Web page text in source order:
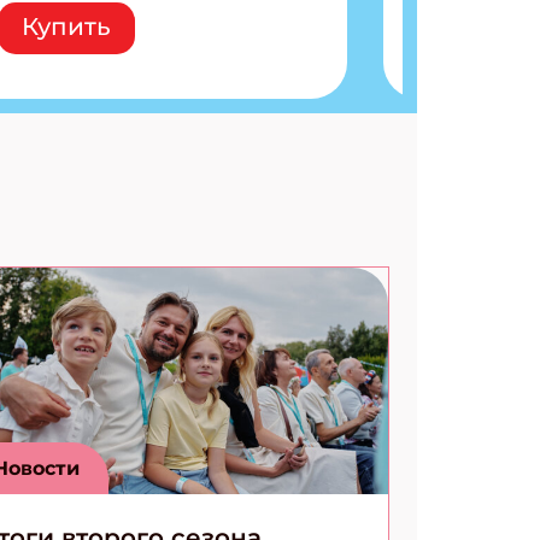
расшифровки Плетем
запутанные поделки
коды 3 комикса
Купить